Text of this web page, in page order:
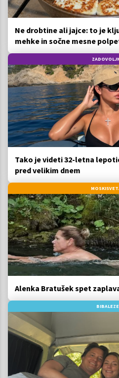
Ne drobtine ali jajce: to je
mehke in sočne mesne
Tako je videti 32-letna
pred velikim dnem
Alenka Bratušek spet